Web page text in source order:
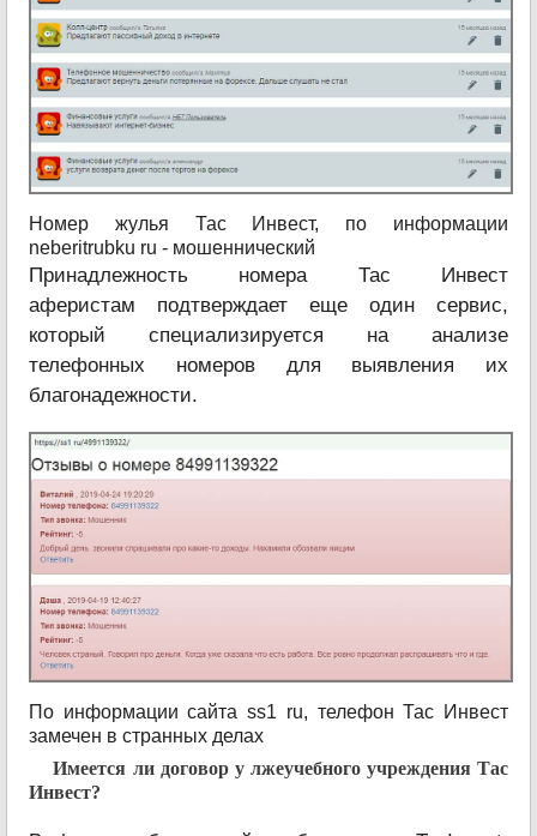
Номер жулья Тас Инвест, по информации
neberitrubku ru - мошеннический
Принадлежность номера Тас Инвест
аферистам подтверждает еще один сервис,
который специализируется на анализе
телефонных номеров для выявления их
благонадежности.
По информации сайта ss1 ru, телефон Тас Инвест
замечен в странных делах
Имеется ли договор у лжеучебного учреждения Тас
Инвест?